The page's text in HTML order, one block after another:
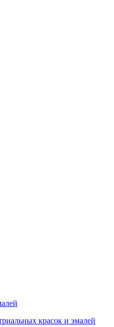
красок и эмалей